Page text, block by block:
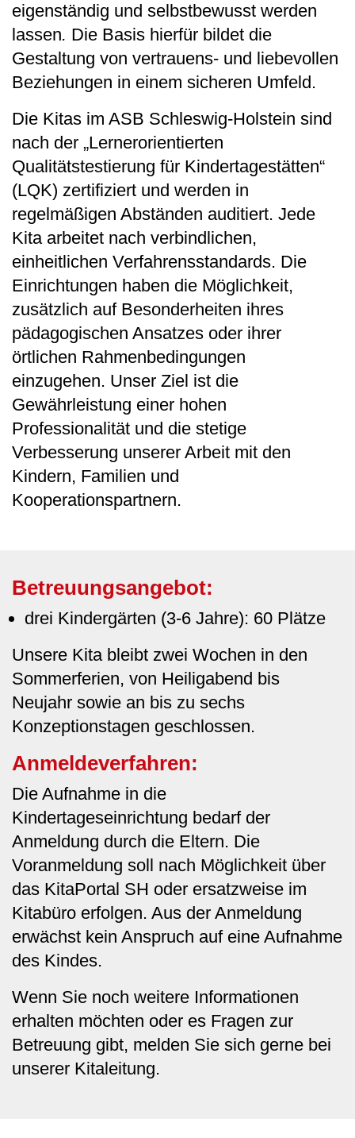
eigenständig und selbstbewusst werden
lassen. Die Basis hierfür bildet die
Gestaltung von vertrauens- und liebevollen
Beziehungen in einem sicheren Umfeld.
Die Kitas im ASB Schleswig-Holstein sind
nach der „Lernerorientierten
Qualitätstestierung für Kindertagestätten“
(LQK) zertifiziert und werden in
regelmäßigen Abständen auditiert. Jede
Kita arbeitet nach verbindlichen,
einheitlichen Verfahrensstandards. Die
Einrichtungen haben die Möglichkeit,
zusätzlich auf Besonderheiten ihres
pädagogischen Ansatzes oder ihrer
örtlichen Rahmenbedingungen
einzugehen. Unser Ziel ist die
Gewährleistung einer hohen
Professionalität und die stetige
Verbesserung unserer Arbeit mit den
Kindern, Familien und
Kooperationspartnern.
Betreuungsangebot:
drei Kindergärten (3-6 Jahre): 60 Plätze
Unsere Kita bleibt zwei Wochen in den
Sommerferien, von Heiligabend bis
Neujahr sowie an bis zu sechs
Konzeptionstagen geschlossen.
Anmeldeverfahren:
Die Aufnahme in die
Kindertageseinrichtung bedarf der
Anmeldung durch die Eltern. Die
Voranmeldung soll nach Möglichkeit über
das KitaPortal SH oder ersatzweise im
Kitabüro erfolgen. Aus der Anmeldung
erwächst kein Anspruch auf eine Aufnahme
des Kindes.
Wenn Sie noch weitere Informationen
erhalten möchten oder es Fragen zur
Betreuung gibt, melden Sie sich gerne bei
unserer Kitaleitung.